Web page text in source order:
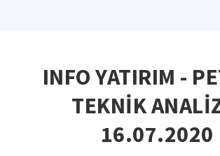
INFO YATIRIM -
TEKNİK
16.07.2020